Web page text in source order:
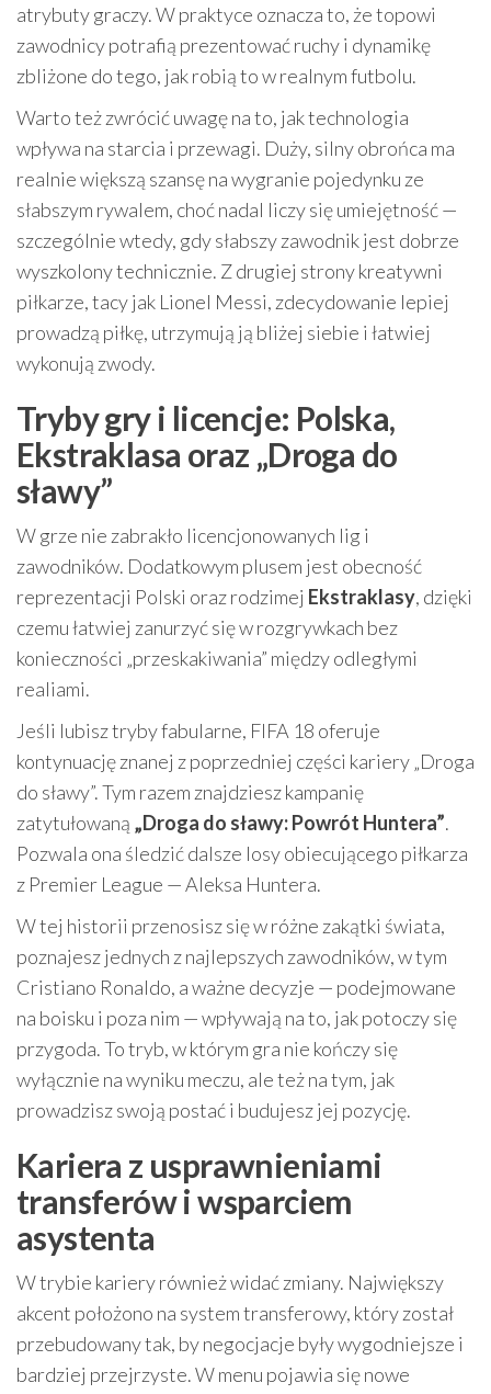
atrybuty graczy. W praktyce oznacza to, że topowi
zawodnicy potrafią prezentować ruchy i dynamikę
zbliżone do tego, jak robią to w realnym futbolu.
Warto też zwrócić uwagę na to, jak technologia
wpływa na starcia i przewagi. Duży, silny obrońca ma
realnie większą szansę na wygranie pojedynku ze
słabszym rywalem, choć nadal liczy się umiejętność —
szczególnie wtedy, gdy słabszy zawodnik jest dobrze
wyszkolony technicznie. Z drugiej strony kreatywni
piłkarze, tacy jak Lionel Messi, zdecydowanie lepiej
prowadzą piłkę, utrzymują ją bliżej siebie i łatwiej
wykonują zwody.
Tryby gry i licencje: Polska,
Ekstraklasa oraz „Droga do
sławy”
W grze nie zabrakło licencjonowanych lig i
zawodników. Dodatkowym plusem jest obecność
reprezentacji Polski oraz rodzimej Ekstraklasy, dzięki
czemu łatwiej zanurzyć się w rozgrywkach bez
konieczności „przeskakiwania” między odległymi
realiami.
Jeśli lubisz tryby fabularne, FIFA 18 oferuje
kontynuację znanej z poprzedniej części kariery „Droga
do sławy”. Tym razem znajdziesz kampanię
zatytułowaną „Droga do sławy: Powrót Huntera”.
Pozwala ona śledzić dalsze losy obiecującego piłkarza
z Premier League — Aleksa Huntera.
W tej historii przenosisz się w różne zakątki świata,
poznajesz jednych z najlepszych zawodników, w tym
Cristiano Ronaldo, a ważne decyzje — podejmowane
na boisku i poza nim — wpływają na to, jak potoczy się
przygoda. To tryb, w którym gra nie kończy się
wyłącznie na wyniku meczu, ale też na tym, jak
prowadzisz swoją postać i budujesz jej pozycję.
Kariera z usprawnieniami
transferów i wsparciem
asystenta
W trybie kariery również widać zmiany. Największy
akcent położono na system transferowy, który został
przebudowany tak, by negocjacje były wygodniejsze i
bardziej przejrzyste. W menu pojawia się nowe